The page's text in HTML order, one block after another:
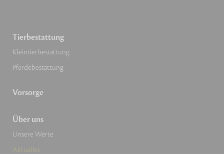
Tierbestattung
Kleintierbestattung
Pferdebestattung
Vorsorge
Über uns
Unsere Werte
Aktuelles